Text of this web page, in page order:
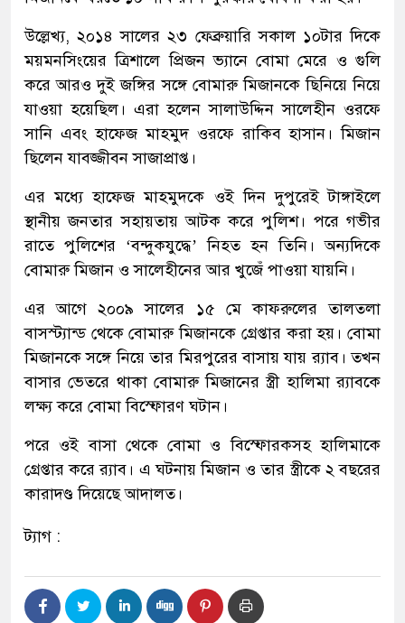
উল্লেখ্য, ২০১৪ সালের ২৩ ফেব্রুয়ারি সকাল ১০টার দিকে
ময়মনসিংয়ের ত্রিশালে প্রিজন ভ্যানে বোমা মেরে ও গুলি
করে আরও দুই জঙ্গির সঙ্গে বোমারু মিজানকে ছিনিয়ে নিয়ে
যাওয়া হয়েছিল। এরা হলেন সালাউদ্দিন সালেহীন ওরফে
সানি এবং হাফেজ মাহমুদ ওরফে রাকিব হাসান। মিজান
ছিলেন যাবজ্জীবন সাজাপ্রাপ্ত।
এর মধ্যে হাফেজ মাহমুদকে ওই দিন দুপুরেই টাঙ্গাইলে
স্থানীয় জনতার সহায়তায় আটক করে পুলিশ। পরে গভীর
রাতে পুলিশের ‘বন্দুকযুদ্ধে’ নিহত হন তিনি। অন্যদিকে
বোমারু মিজান ও সালেহীনের আর খুজেঁ পাওয়া যায়নি।
এর আগে ২০০৯ সালের ১৫ মে কাফরুলের তালতলা
বাসস্ট্যান্ড থেকে বোমারু মিজানকে গ্রেপ্তার করা হয়। বোমা
মিজানকে সঙ্গে নিয়ে তার মিরপুরের বাসায় যায় র‌্যাব। তখন
বাসার ভেতরে থাকা বোমারু মিজানের স্ত্রী হালিমা র‌্যাবকে
লক্ষ্য করে বোমা বিস্ফোরণ ঘটান।
পরে ওই বাসা থেকে বোমা ও বিস্ফোরকসহ হালিমাকে
গ্রেপ্তার করে র‌্যাব। এ ঘটনায় মিজান ও তার স্ত্রীকে ২ বছরের
কারাদণ্ড দিয়েছে আদালত।
ট্যাগ :